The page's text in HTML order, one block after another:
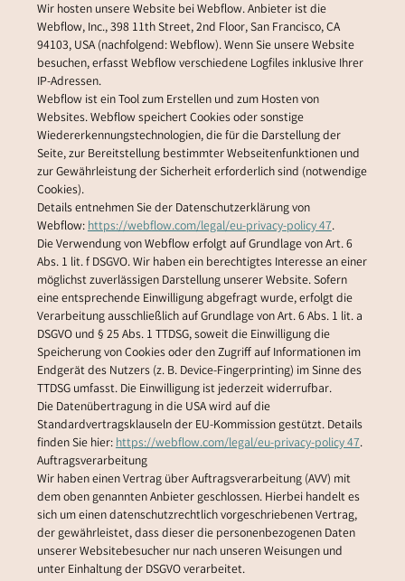
Wir hosten unsere Website bei Webflow. Anbieter ist die
Webflow, Inc., 398 11th Street, 2nd Floor, San Francisco, CA
94103, USA (nachfolgend: Webflow). Wenn Sie unsere Website
besuchen, erfasst Webflow verschiedene Logfiles inklusive Ihrer
IP-Adressen.
Webflow ist ein Tool zum Erstellen und zum Hosten von
Websites. Webflow speichert Cookies oder sonstige
Wiedererkennungstechnologien, die für die Darstellung der
Seite, zur Bereitstellung bestimmter Webseitenfunktionen und
zur Gewährleistung der Sicherheit erforderlich sind (notwendige
Cookies).
Details entnehmen Sie der Datenschutzerklärung von
Webflow:https://webflow.com/legal/eu-privacy-policy 47.
Die Verwendung von Webflow erfolgt auf Grundlage von Art. 6
Abs. 1 lit. f DSGVO. Wir haben ein berechtigtes Interesse an einer
möglichst zuverlässigen Darstellung unserer Website. Sofern
eine entsprechende Einwilligung abgefragt wurde, erfolgt die
Verarbeitung ausschließlich auf Grundlage von Art. 6 Abs. 1 lit. a
DSGVO und § 25 Abs. 1 TTDSG, soweit die Einwilligung die
Speicherung von Cookies oder den Zugriff auf Informationen im
Endgerät des Nutzers (z. B. Device-Fingerprinting) im Sinne des
TTDSG umfasst. Die Einwilligung ist jederzeit widerrufbar.
Die Datenübertragung in die USA wird auf die
Standardvertragsklauseln der EU-Kommission gestützt. Details
finden Sie hier:https://webflow.com/legal/eu-privacy-policy 47.
Auftragsverarbeitung
Wir haben einen Vertrag über Auftragsverarbeitung (AVV) mit
dem oben genannten Anbieter geschlossen. Hierbei handelt es
sich um einen datenschutzrechtlich vorgeschriebenen Vertrag,
der gewährleistet, dass dieser die personenbezogenen Daten
unserer Websitebesucher nur nach unseren Weisungen und
unter Einhaltung der DSGVO verarbeitet.